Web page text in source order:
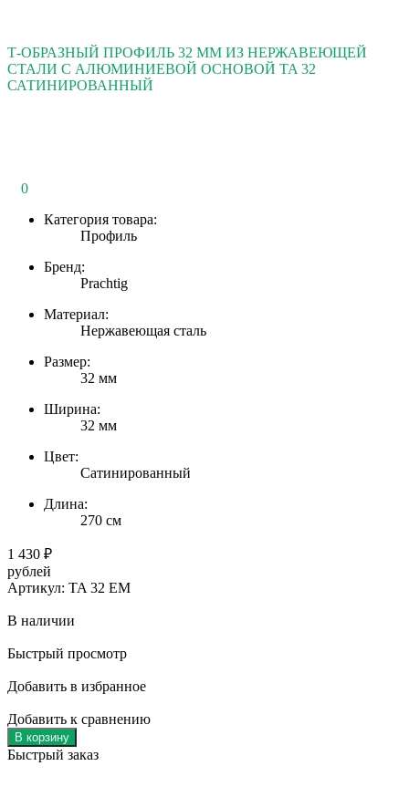
Т-ОБРАЗНЫЙ ПРОФИЛЬ 32 ММ ИЗ НЕРЖАВЕЮЩЕЙ
СТАЛИ С АЛЮМИНИЕВОЙ ОСНОВОЙ TA 32
САТИНИРОВАННЫЙ
0
Категория товара:
Профиль
Бренд:
Prachtig
Материал:
Нержавеющая сталь
Размер:
32 мм
Ширина:
32 мм
Цвет:
Сатинированный
Длина:
270 см
1 430 ₽
рублей
Артикул: TA 32 EM
В наличии
Быстрый просмотр
Добавить в избранное
Добавить к сравнению
В корзину
Быстрый заказ